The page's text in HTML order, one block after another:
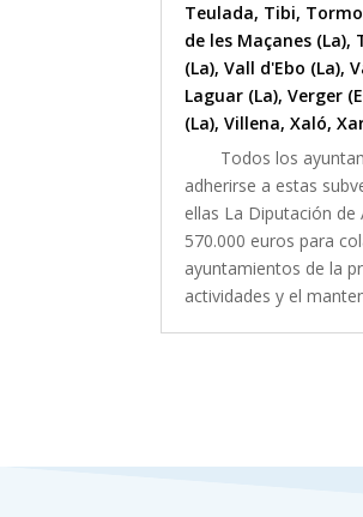
Teulada, Tibi,
de les Maçanes (La),
(La),Vall d'Ebo (La),
Laguar (La),Verger
(La),Villena,Xaló,
Todos los
adherirse a estas
ellas La Diputación
570.000 euros para
ayuntamientos de la
actividades y el